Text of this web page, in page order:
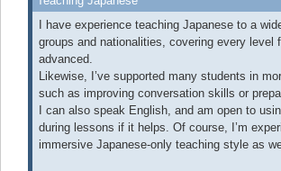
I have experience teaching Japanese to a
groups and nationalities, covering every level
advanced.
Likewise, I’ve supported many students in
such as improving conversation skills or
I can also speak English, and am open to
during lessons if it helps. Of course, I’m
immersive Japanese-only teaching style as